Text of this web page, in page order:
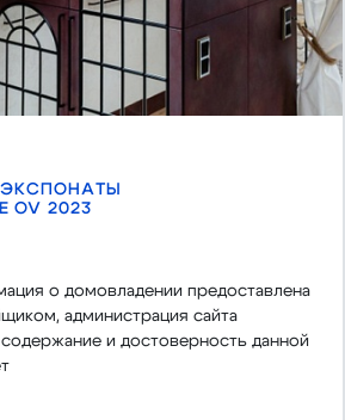
OV 2023
о домовладении предоставлена
администрация сайта
и достоверность данной